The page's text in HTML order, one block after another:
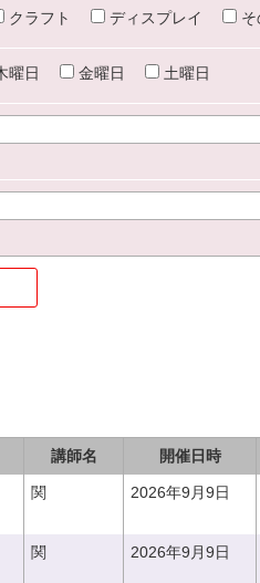
クラフト ディスプレイ
曜日 金曜日 土曜日
講師名 開催日時
関 2026年9月9日
関 2026年9月9日